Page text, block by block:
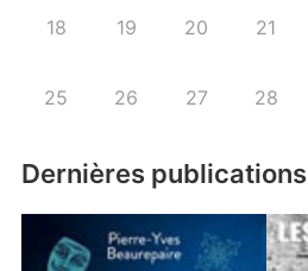
18 19 20 21
25 26 27 28
Dernières publications